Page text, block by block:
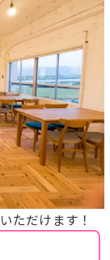
ただけます！